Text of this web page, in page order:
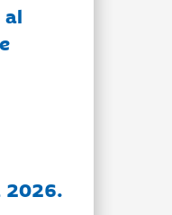
al
2026.